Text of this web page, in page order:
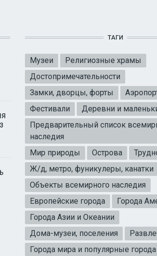
ТАГИ
Музеи
Религиозные храмы
Достопримечательности
Замки, дворцы, форты
Фестивали
Деревни и
Предварительный список
наследия
Мир природы
Острова
Ж/д, метро, фуникулеры, канатки
Объекты всемирного наследия
Европейские города
Города
Города Азии и Океании
Дома-музеи, поселения
Города мира и популярные города